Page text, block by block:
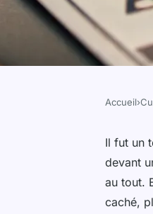
pour
Accueil›
Il fut un
devant
au tout.
caché,